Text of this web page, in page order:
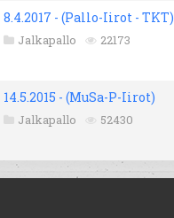
8.4.2017 - (Pallo-Iirot - TKT)
Jalkapallo 22173
14.5.2015 - (MuSa-P-Iirot)
Jalkapallo 52430